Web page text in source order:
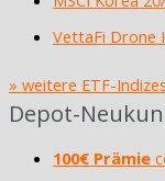
VettaFi Drone
» weitere ETF-Indizes
Depot-
100€ Prämie